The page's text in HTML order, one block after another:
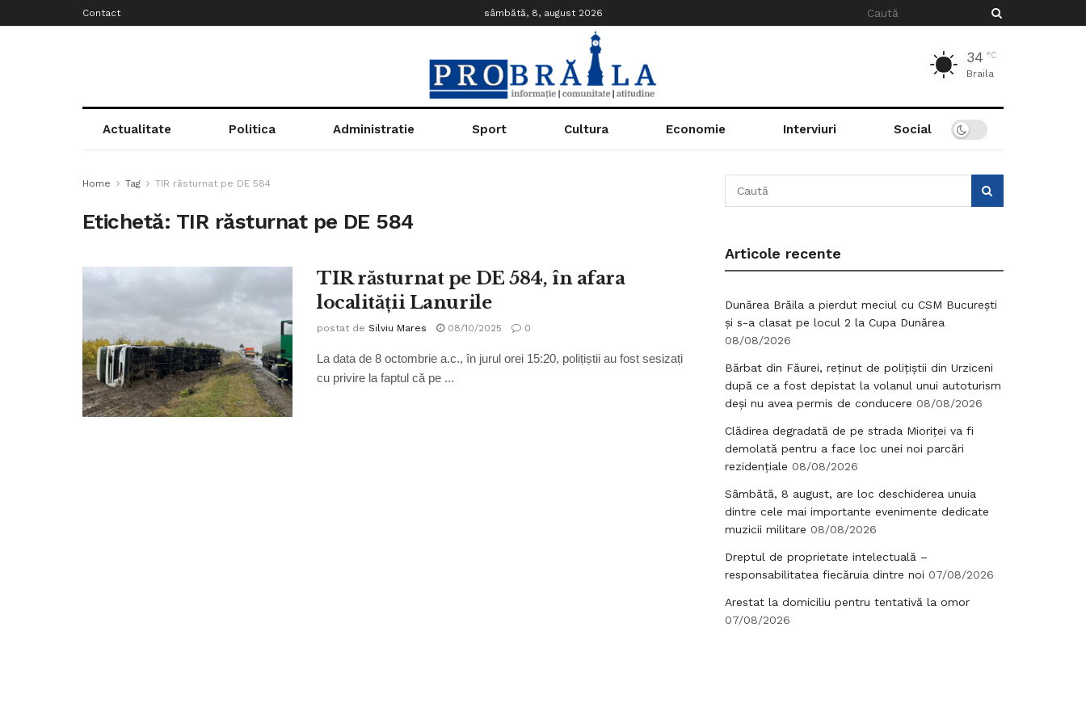
Contact sâmbătă, 8, august 2026
34 °C
Braila
Actualitate Politica Administratie Sport Cultura Economie Interviuri Social
Home Tag TIR răsturnat pe DE 584
Etichetă: TIR răsturnat pe DE 584
TIR răsturnat pe DE 584, în afara
localității Lanurile
postat de Silviu Mares 08/10/2025 0
La data de 8 octombrie a.c., în jurul orei 15:20, polițiștii au fost sesizați
cu privire la faptul că pe ...
Articole recente
Dunărea Brăila a pierdut meciul cu CSM București
și s-a clasat pe locul 2 la Cupa Dunărea
08/08/2026
Bărbat din Făurei, reținut de polițiștii din Urziceni
după ce a fost depistat la volanul unui autoturism
deși nu avea permis de conducere 08/08/2026
Clădirea degradată de pe strada Mioriței va fi
demolată pentru a face loc unei noi parcări
rezidențiale 08/08/2026
Sâmbătă, 8 august, are loc deschiderea unuia
dintre cele mai importante evenimente dedicate
muzicii militare 08/08/2026
Dreptul de proprietate intelectuală –
responsabilitatea fiecăruia dintre noi 07/08/2026
Arestat la domiciliu pentru tentativă la omor
07/08/2026